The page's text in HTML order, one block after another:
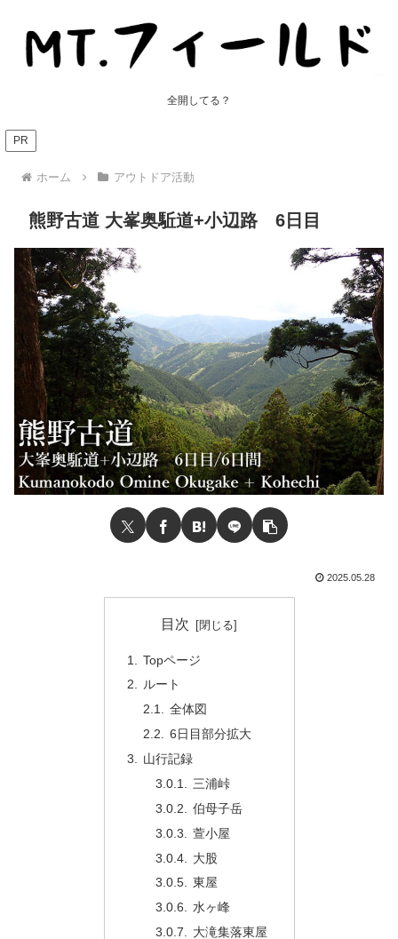
全開してる？
PR
ホーム アウトドア活動
熊野古道 大峯奥駈道+小辺路 6日目
2025.05.28
目次
Topページ
ルート
全体図
6日目部分拡大
山行記録
三浦峠
伯母子岳
萱小屋
大股
東屋
水ヶ峰
大滝集落東屋